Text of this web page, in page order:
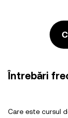
Întrebări
Care este cursul